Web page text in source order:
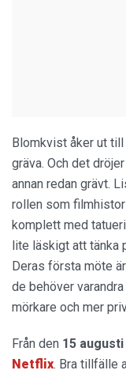
Blomkvist åker ut
gräva. Och det
annan redan grävt.
rollen som
komplett med
lite läskigt att tänka
Deras första möte
de behöver
mörkare och mer
Från den 15 augusti
Netflix. Bra tillfälle